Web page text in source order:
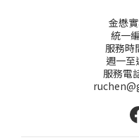
金懋
統一
服務時
週一至
服務電